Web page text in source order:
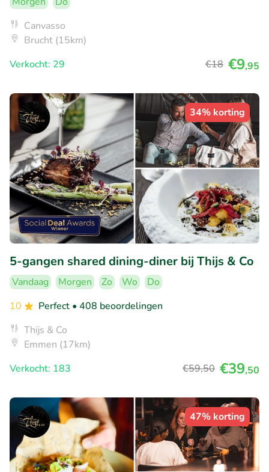
Canvasso
Brucht (15km)
Verkocht: 29
€18 €9,95
34% korting
5-gangen shared dining-diner bij Thijs & Co
Vandaag Morgen Zo Wo
Do
10
Perfect • 408 beoordelingen
Thijs & Co
Emmen (17km)
Verkocht: 183
€59,50 €39,50
47% korting